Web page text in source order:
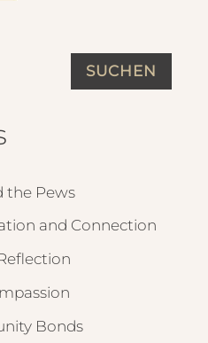
SUCHEN
the Pews
and Connection
Bonds